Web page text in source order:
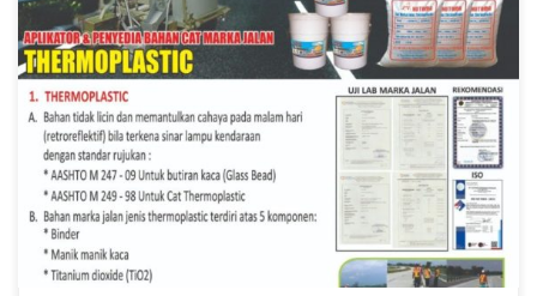
Manufaktur Cat Marka Jalan Papua, Distributor Cat Marka
Jalan Sulawesi TKDN E Katalog, Supplier Cat Marka Jalan
Maluku Utara Cat marka jalan memiliki fungsi penting dalam
menciptakan garis pembatas yang jelas sehingga mampu
meningkatkan keselamatan dan kenyamanan pengguna jalan.
Manufaktur cat marka jalan memproduksi berbagai jenis cat
berkualitas menggunakan bahan […]